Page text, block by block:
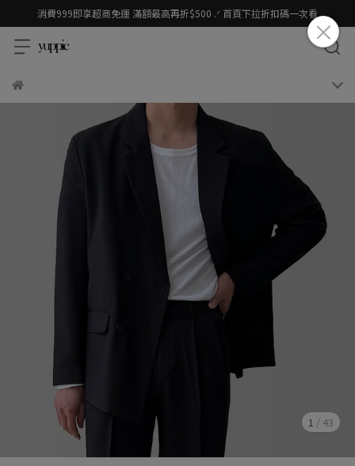
消費999即享超商免運 滿額最高再折$500 .ᐟ 首頁下拉折扣碼一次看
1 / 43